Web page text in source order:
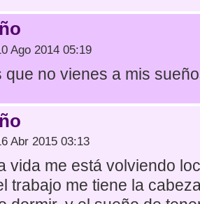
Ago 2014 05:19
que no vienes a mis
Abr 2015 03:13
vida me está volviendo
trabajo me tiene la